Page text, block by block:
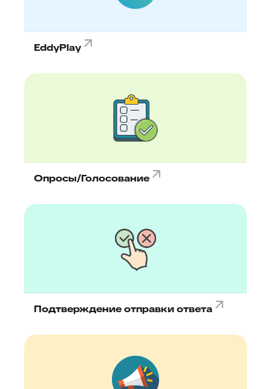
EddyPlay
Опросы/Голосование
Подтверждение отправки ответа